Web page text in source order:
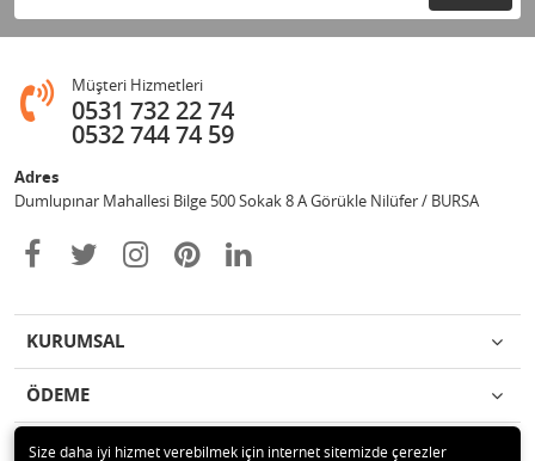
Müşteri Hizmetleri
0531 732 22 74
0532 744 74 59
Adres
Dumlupınar Mahallesi Bilge 500 Sokak 8 A Görükle Nilüfer / BURSA
KURUMSAL
ÖDEME
İLETİŞİM
Size daha iyi hizmet verebilmek için internet sitemizde çerezler